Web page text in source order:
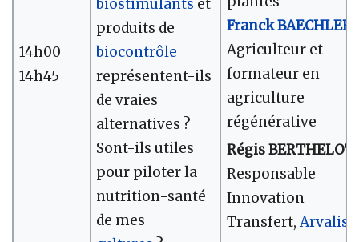
14h00
14h45
biostimulants et
produits de
biocontrôle
représentent-ils
de vraies
alternatives ?
Sont-ils utiles
pour piloter la
nutrition-santé
de mes
Franck BAECHLER
Agriculteur et
formateur en
agriculture
régénérative
Régis BERTHELOT
Responsable
Innovation
Transfert,Arvalis